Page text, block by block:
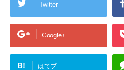
Twitter
Google+
B! はてブ